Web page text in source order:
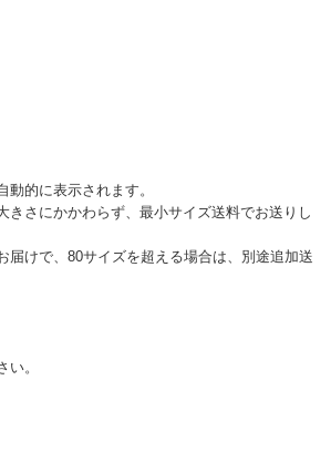
動的に表示されます。
きさにかかわらず、最小サイズ送料でお送りし
届けで、80サイズを超える場合は、別途追加送
い。